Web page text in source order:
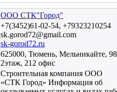
ООО СТК"Город"
+7(3452)61-02-54, +79323210254
sk.gorod72@gmail.com
sk-gorod72.ru
625000, Тюмень, Мельникайте,
2этаж, 212 офис
Строительная компания ООО
«СТК Город» Информация об